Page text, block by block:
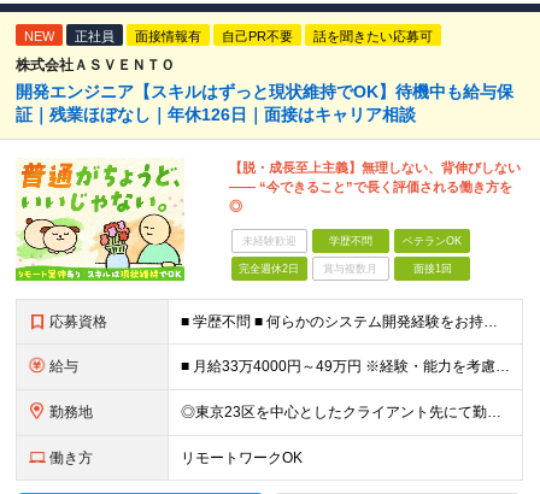
NEW 正社員 面接情報有 自己PR不要 話を聞きたい応募可
株式会社ＡＳＶＥＮＴＯ
開発エンジニア【スキルはずっと現状維持でOK】待機中も給与保
証｜残業ほぼなし｜年休126日｜面接はキャリア相談
【脱・成長至上主義】無理しない、背伸びしない
―― “今できること”で長く評価される働き方を
◎
未経験歓迎 学歴不問 ベテランOK
完全週休2日 賞与複数月 面接1回
応募資格 ■ 学歴不問 ■ 何らかのシステム開発経験をお持ちの方（言語不問） ※Java、Python、PHPなどのメジャーな言語が使える方は大歓迎です！ ＼こんな方にピッタリの環境です／ ◎「成長しなきゃ」
給与 ■ 月給33万4000円～49万円 ※経験・能力を考慮して優遇します。 ※上記には固定残業代（月30時間分・6万3500円～9万3100円）を含みます。超過分は全額支給。 ※待機期間中全額給与を保証
勤務地 ◎東京23区を中心としたクライアント先にて勤務いただきます（転居を伴う転勤なし） ◎在宅勤務も活用できます ■ 本社 東京都江戸川区南葛西3-5-3-402 (変更の範囲)上記を除く当社関連勤務地
働き方 リモートワークOK